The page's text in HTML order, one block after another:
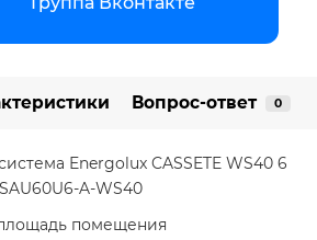
Вопрос-ответ 0
Energolux CASSETE WS40 6
A-WS40
помещения